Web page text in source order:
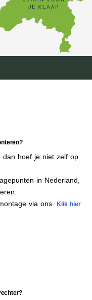
dan hoef je niet zelf op
in Nederland,
via ons. Klik hier